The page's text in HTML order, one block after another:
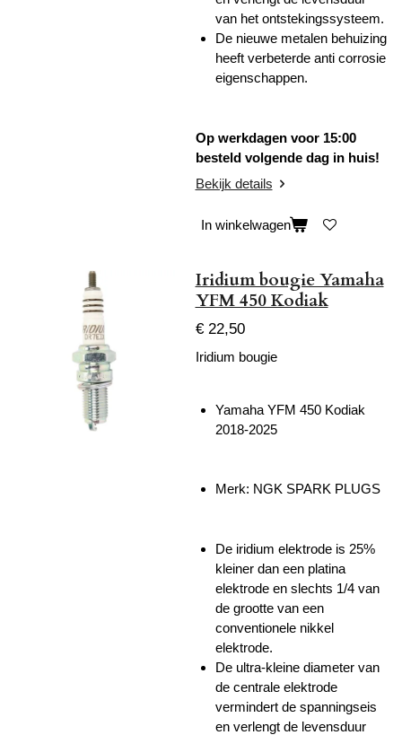
van het ontstekingssysteem.
De nieuwe metalen behuizing
heeft verbeterde anti corrosie
eigenschappen.
Op werkdagen voor 15:00
besteld volgende dag in huis!
Bekijk details
In winkelwagen
Iridium bougie Yamaha
YFM 450 Kodiak
€ 22,50
Iridium bougie
Yamaha YFM 450 Kodiak
2018-2025
Merk: NGK SPARK PLUGS
De iridium elektrode is 25%
kleiner dan een platina
elektrode en slechts 1/4 van
de grootte van een
conventionele nikkel
elektrode.
De ultra-kleine diameter van
de centrale elektrode
vermindert de spanningseis
en verlengt de levensduur